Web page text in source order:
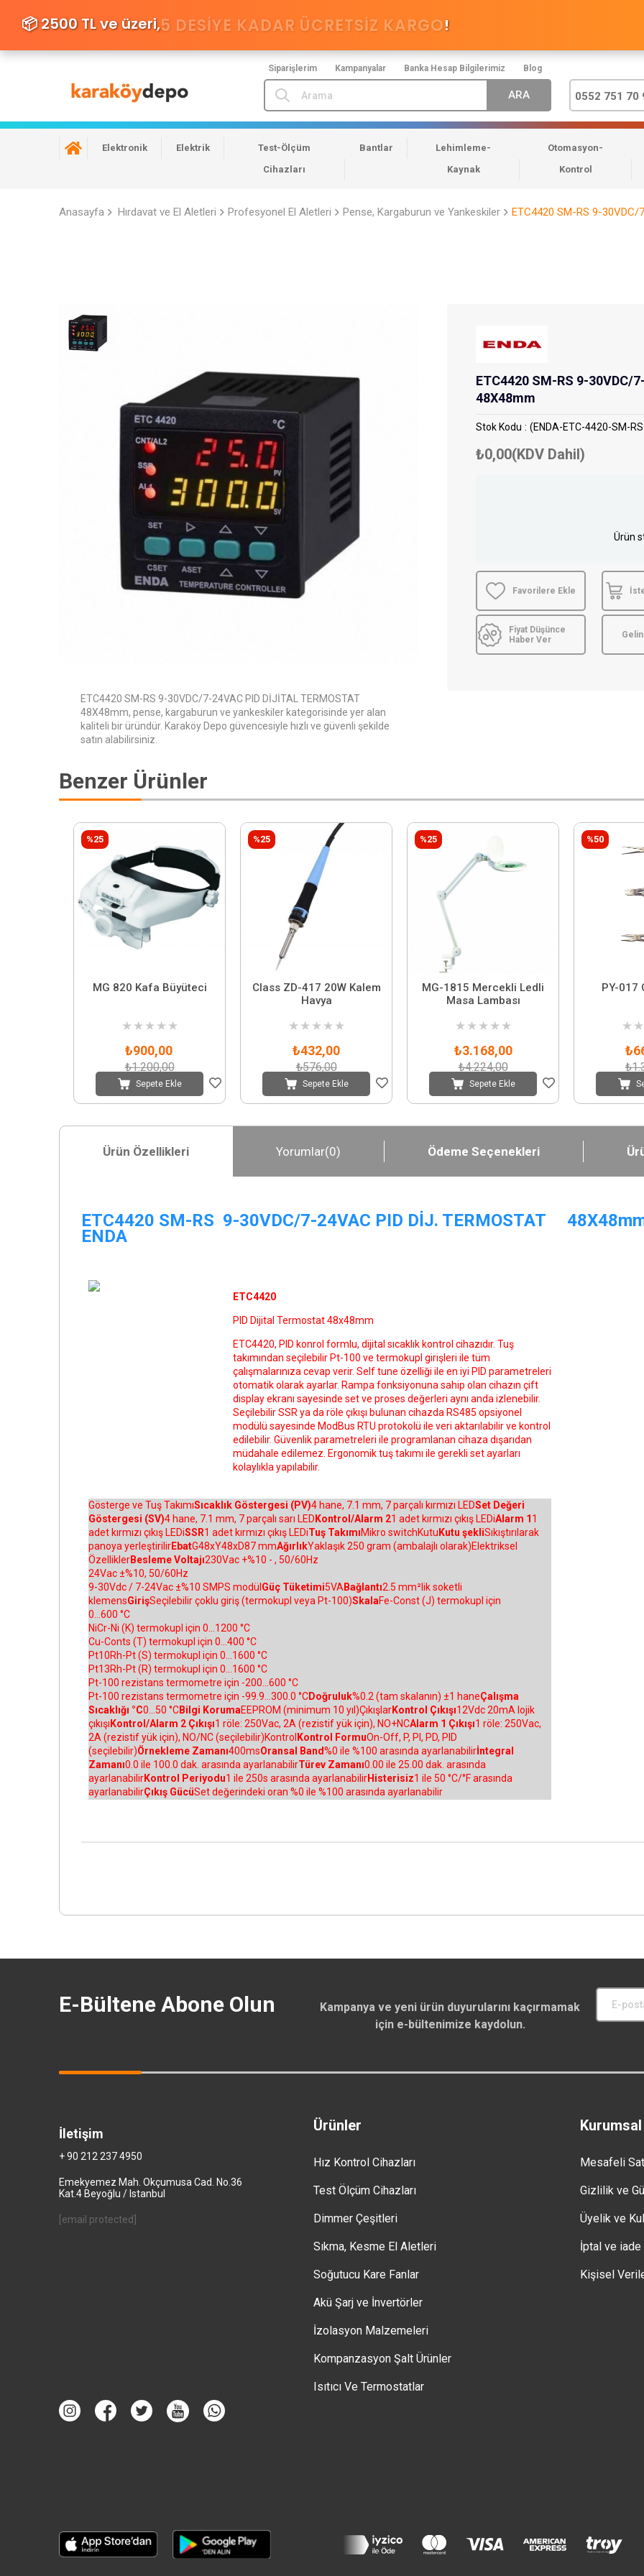
Siparişlerim Kampanyalar Banka Hesap Bilgilerimiz Blog
📦 2500 TL ve üzeri,5 DESIYE KADAR ÜCRETSİZ KARGO!
0552 751 70
Elektronik Elektrik
Test-Ölçüm
Cihazları
Bantlar
Lehimleme-
Kaynak
Otomasyon-
Kontrol
Anasayfa Hırdavat ve El Aletleri Profesyonel El Aletleri Pense, Kargaburun ve Yankeskiler ETC4420 SM-RS 9-30VDC/
ETC4420 SM-RS 9-30VDC/7-24VAC PID DİJİTAL TERMOSTAT
48X48mm, pense, kargaburun ve yankeskiler kategorisinde yer alan
kaliteli bir üründür. Karaköy Depo güvencesiyle hızlı ve güvenli şekilde
satın alabilirsiniz.
ETC4420 SM-RS 9-30VDC/
48X48mm
Stok Kodu (ENDA-ETC-4420-SM-
₺0,00(KDV Dahil)
Ürün
Favorilere Ekle
Fiyat Düşünce
Haber Ver
Benzer Ürünler
MG 820 Kafa Büyüteci
★ ★ ★ ★ ★
₺900,00
₺1.200,00
Sepete Ekle
%25
Class ZD-417 20W Kalem
Havya
★ ★ ★ ★ ★
₺432,00
₺576,00
Sepete Ekle
%25
MG-1815 Mercekli Ledli
Masa Lambası
★ ★ ★ ★ ★
₺3.168,00
₺4.224,00
Sepete Ekle
%25
PY-017
★ ★
%50
Ürün Özellikleri Yorumlar(0) Ödeme Seçenekleri
ETC4420 SM-RS 9-30VDC/7-24VAC PID DİJ. TERMOSTAT
ENDA
ETC4420
PID Dijital Termostat 48x48mm
ETC4420, PID konrol formlu, dijital sıcaklık kontrol cihazıdır. Tuş
takımından seçilebilir Pt-100 ve termokupl girişleri ile tüm
çalışmalarınıza cevap verir. Self tune özelliği ile en iyi PID parametreleri
otomatik olarak ayarlar. Rampa fonksiyonuna sahip olan cihazın çift
display ekranı sayesinde set ve proses değerleri aynı anda izlenebilir.
Seçilebilir SSR ya da röle çıkışı bulunan cihazda RS485 opsiyonel
modülü sayesinde ModBus RTU protokolü ile veri aktarılabilir ve kontrol
edilebilir. Güvenlik parametreleri ile programlanan cihaza dışarıdan
müdahale edilemez. Ergonomik tuş takımı ile gerekli set ayarları
kolaylıkla yapılabilir.
Gösterge ve Tuş TakımıSıcaklık Göstergesi (PV)4 hane, 7.1 mm, 7 parçalı kırmızı LEDSet Değeri
Göstergesi (SV)4 hane, 7.1 mm, 7 parçalı sarı LED Kontrol/Alarm 21 adet kırmızı çıkış LEDiAlarm 11
adet kırmızı çıkış LEDiSSR1 adet kırmızı çıkış LEDiTuş TakımıMikro switchKutu Kutu şekliSıkıştırılarak
panoya yerleştirilirEbatG48xY48xD87 mmAğırlıkYaklaşık 250 gram (ambalajlı olarak)Elektriksel
ÖzelliklerBesleme Voltajı230Vac +%10 - , 50/60Hz
24Vac ±%10, 50/60Hz
9-30Vdc / 7-24Vac ±%10 SMPS modül Güç Tüketimi5VA Bağlantı2.5 mm²lik soketli
klemensGirişSeçilebilir çoklu giriş (termokupl veya Pt-100)SkalaFe-Const (J) termokupl için
0...600 °C
NiCr-Ni (K) termokupl için 0...1200 °C
Cu-Conts (T) termokupl için 0...400 °C
Pt10Rh-Pt (S) termokupl için 0...1600 °C
Pt13Rh-Pt (R) termokupl için 0...1600 °C
Pt-100 rezistans termometre için -200...600 °C
Pt-100 rezistans termometre için -99.9...300.0 °CDoğruluk%0.2 (tam skalanın) ±1 haneÇalışma
Sıcaklığı °C0...50 °CBilgi KorumaEEPROM (minimum 10 yıl)ÇıkışlarKontrol Çıkışı12Vdc 20mA lojik
çıkışı Kontrol/Alarm 2 Çıkışı1 röle: 250Vac, 2A (rezistif yük için), NO+NCAlarm 1 Çıkışı1 röle: 250Vac,
2A (rezistif yük için), NO/NC (seçilebilir)Kontrol Kontrol FormuOn-Off, P, PI, PD, PID
(seçilebilir)Örnekleme Zamanı400msOransal Band%0 ile %100 arasında ayarlanabilirİntegral
Zamanı0.0 ile 100.0 dak. arasında ayarlanabilirTürev Zamanı0.00 ile 25.00 dak. arasında
ayarlanabilirKontrol Periyodu1 ile 250s arasında ayarlanabilirHisterisiz1 ile 50 °C/°F arasında
ayarlanabilirÇıkış GücüSet değerindeki oran %0 ile %100 arasında ayarlanabilir
E-Bültene Abone Olun
Kampanya ve yeni ürün duyurularını kaçırmamak
için e-bültenimize kaydolun.
Ürünler
Hız Kontrol Cihazları
Test Ölçüm Cihazları
Dimmer Çeşitleri
Sıkma, Kesme El Aletleri
Soğutucu Kare Fanlar
Akü Şarj ve İnvertörler
İzolasyon Malzemeleri
Kompanzasyon Şalt Ürünler
Isıtıcı Ve Termostatlar
Kurumsal
Mesafeli
Gizlilik ve
Üyelik ve
İptal ve iade
Kişisel
İletişim
+ 90 212 237 4950
Emekyemez Mah. Okçumusa Cad. No.36
Kat.4 Beyoğlu / Istanbul
[email protected]